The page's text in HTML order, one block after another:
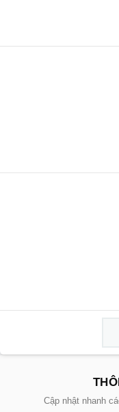
Cập nhật nhanh